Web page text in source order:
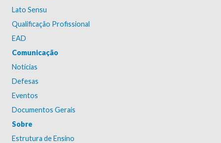
Lato Sensu
Qualificação Profissional
EAD
Comunicação
Notícias
Defesas
Eventos
Documentos Gerais
Sobre
Estrutura de Ensino